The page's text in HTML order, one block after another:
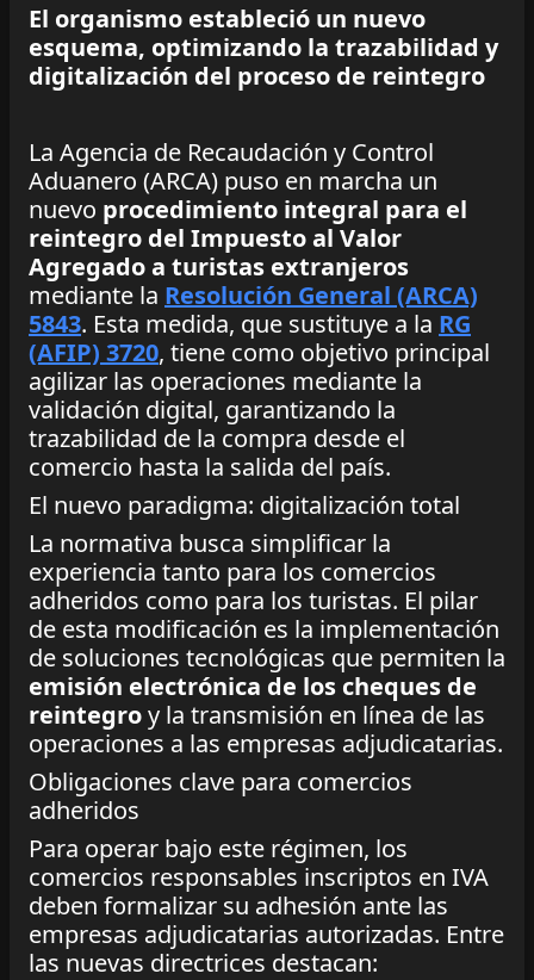
El organismo estableció un nuevo
esquema, optimizando la trazabilidad y
digitalización del proceso de reintegro
La Agencia de Recaudación y Control
Aduanero (ARCA) puso en marcha un
nuevo procedimiento integral para el
reintegro del Impuesto al Valor
Agregado a turistas extranjeros
mediante la Resolución General (ARCA)
5843. Esta medida, que sustituye a la RG
(AFIP) 3720, tiene como objetivo principal
agilizar las operaciones mediante la
validación digital, garantizando la
trazabilidad de la compra desde el
comercio hasta la salida del país.
El nuevo paradigma: digitalización total
La normativa busca simplificar la
experiencia tanto para los comercios
adheridos como para los turistas. El pilar
de esta modificación es la implementación
de soluciones tecnológicas que permiten la
emisión electrónica de los cheques de
reintegroy la transmisión en línea de las
operaciones a las empresas adjudicatarias.
Obligaciones clave para comercios
adheridos
Para operar bajo este régimen, los
comercios responsables inscriptos en IVA
deben formalizar su adhesión ante las
empresas adjudicatarias autorizadas. Entre
las nuevas directrices destacan: